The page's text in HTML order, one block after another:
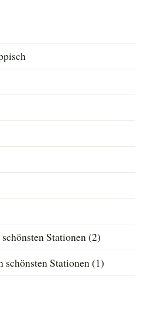
Stationen (2)
Stationen (1)